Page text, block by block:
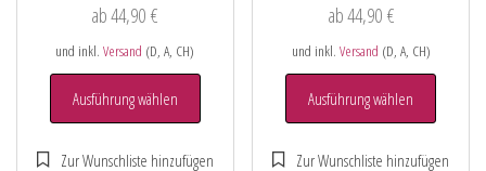
ab44,90€
und inkl.Versand (D, A, CH)
Ausführung wählen
ab44,90 €
und inkl. Versand (D, A, CH)
Ausführung wählen